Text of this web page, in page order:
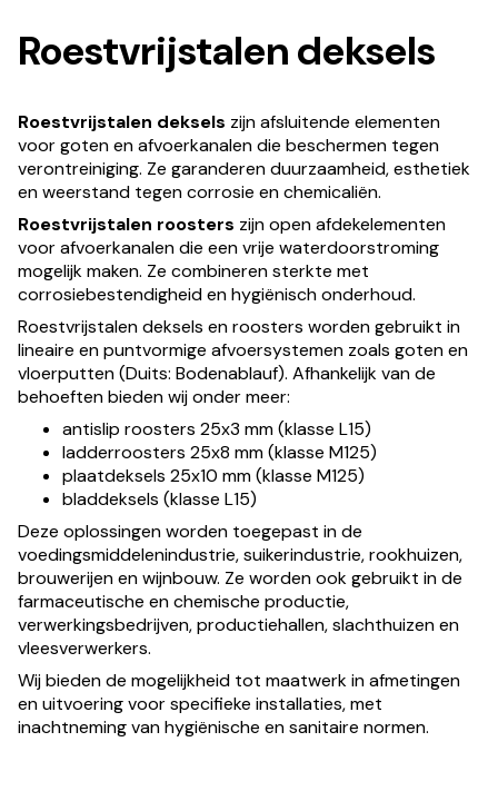
Roestvrijstalen deksels
Roestvrijstalen deksels zijn afsluitende elementen
voor goten en afvoerkanalen die beschermen tegen
verontreiniging. Ze garanderen duurzaamheid, esthetiek
en weerstand tegen corrosie en chemicaliën.
Roestvrijstalen roosters zijn open afdekelementen
voor afvoerkanalen die een vrije waterdoorstroming
mogelijk maken. Ze combineren sterkte met
corrosiebestendigheid en hygiënisch onderhoud.
Roestvrijstalen deksels en roosters worden gebruikt in
lineaire en puntvormige afvoersystemen zoals goten en
vloerputten (Duits: Bodenablauf). Afhankelijk van de
behoeften bieden wij onder meer:
antislip roosters 25x3 mm (klasse L15)
ladderroosters 25x8 mm (klasse M125)
plaatdeksels 25x10 mm (klasse M125)
bladdeksels (klasse L15)
Deze oplossingen worden toegepast in de
voedingsmiddelenindustrie, suikerindustrie, rookhuizen,
brouwerijen en wijnbouw. Ze worden ook gebruikt in de
farmaceutische en chemische productie,
verwerkingsbedrijven, productiehallen, slachthuizen en
vleesverwerkers.
Wij bieden de mogelijkheid tot maatwerk in afmetingen
en uitvoering voor specifieke installaties, met
inachtneming van hygiënische en sanitaire normen.